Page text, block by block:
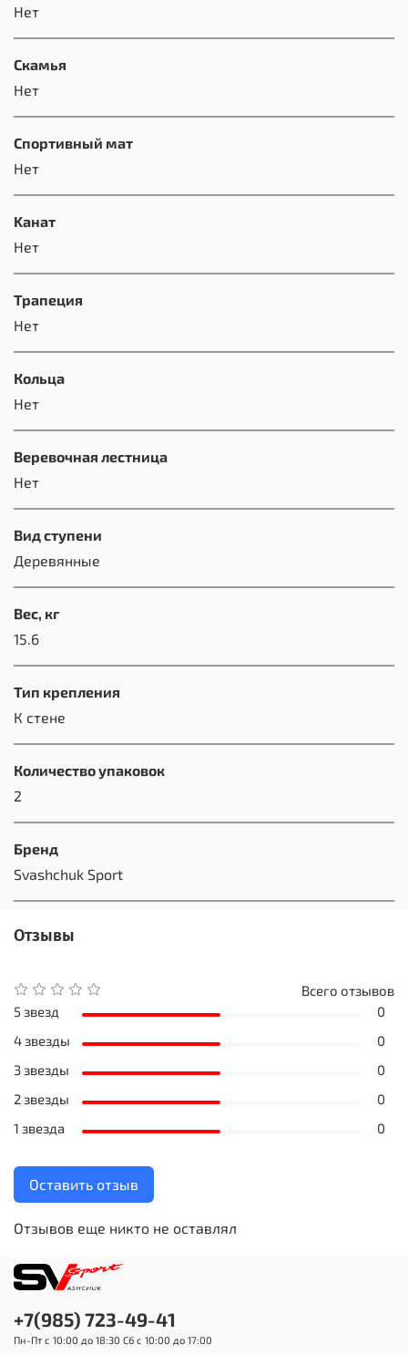
Нет
Скамья
Нет
Спортивный мат
Нет
Kанат
Нет
Трапеция
Нет
Кольца
Нет
Веревочная лестница
Нет
Вид ступени
Деревянные
Вес, кг
15.6
Тип крепления
К стене
Количество упаковок
2
Бренд
Svashchuk Sport
Отзывы
Отзывов еще никто не оставлял
Всего отзывов
5 звезд
0
4 звезды
0
3 звезды
0
2 звезды
0
1 звезда
0
Оставить отзыв
+7(985) 723-49-41
Пн-Пт с 10:00 до 18:30 Сб с 10:00 до 17:00